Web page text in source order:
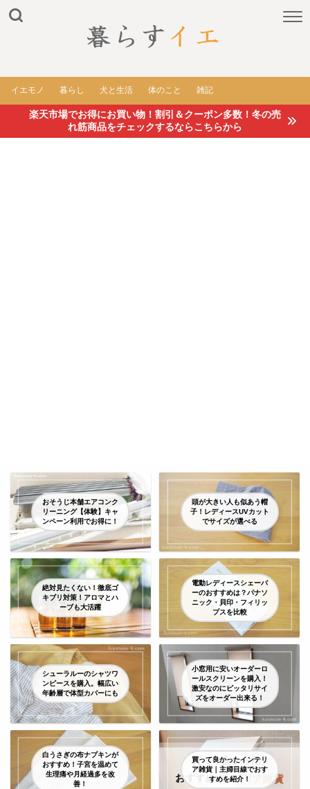
イエモノ 暮らし 犬と生活 体のこと 雑記
楽天市場でお得にお買い物！割引＆クーポン多数！冬の売
れ筋商品をチェックするならこちらから
おそうじ本舗エアコンク
リーニング【体験】キャ
ンペーン利用でお得に！
頭が大きい人も似あう帽
子！レディースUVカット
でサイズが選べる
絶対見たくない！徹底ゴ
キブリ対策！アロマとハ
ーブも大活躍
電動レディースシェーバ
ーのおすすめは？パナソ
ニック・貝印・フィリッ
プスを比較
シューラルーのシャツワ
ンピースを購入。幅広い
年齢層で体型カバーにも
小窓用に安いオーダーロ
ールスクリーンを購入！
激安なのにピッタリサイ
ズをオーダー出来る！
白うさぎの布ナプキンが
おすすめ！子宮を温めて
生理痛や月経過多を改
善！
買って良かったインテリ
ア雑貨｜主婦目線でおす
すめを紹介！